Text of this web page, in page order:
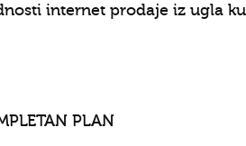
internet prodaje iz ugla
PLAN